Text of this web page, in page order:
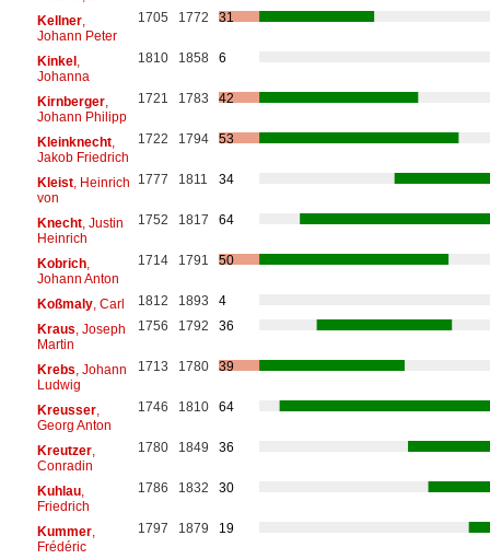
Kellner,
Johann Peter
1705 1772 31
Kinkel,
Johanna
1810 1858 6
Kirnberger,
Johann Philipp
1721 1783 42
Kleinknecht,
Jakob Friedrich
1722 1794 53
Kleist, Heinrich
von
1777 1811 34
Knecht, Justin
Heinrich
1752 1817 64
Kobrich,
Johann Anton
1714 1791 50
Koßmaly, Carl 1812 1893
4
Kraus , Joseph
Martin
1756 1792 36
Krebs , Johann
Ludwig
1713 1780 39
Kreusser,
Georg Anton
1746 1810 64
Kreutzer,
Conradin
1780 1849 36
Kuhlau,
Friedrich
1786 1832 30
Kummer,
Frédéric
1797 1879 19